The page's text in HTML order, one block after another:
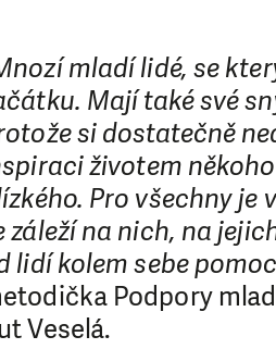
mladí lidé, se
Mají také své
si dostatečně
životem
Pro všechny je
záleží na nich, na
lidí kolem sebe
Podpory
Veselá.